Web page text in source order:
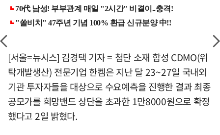
[서울=뉴시스] 김경택 기자 = 첨단 소재 합성 CDMO(위
탁개발생산) 전문기업 한켐은 지난 달 23~27일 국내외
기관 투자자들을 대상으로 수요예측을 진행한 결과 최종
공모가를 희망밴드 상단을 초과한 1만8000원으로 확정
했다고 2일 밝혔다.